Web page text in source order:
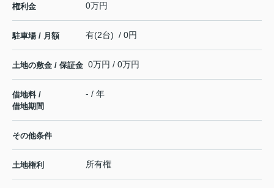
権利金 0万円
駐車場 / 月額 有(2台) / 0円
土地の敷金 / 保証金 0万円 / 0万円
借地料 /
借地期間
- / 年
その他条件
土地権利 所有権